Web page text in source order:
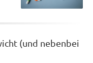
(und nebenbei